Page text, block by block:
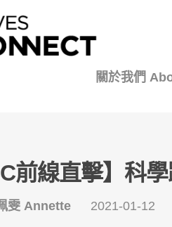
關於我們
前線直擊】科
雯 Annette 2021-01-12